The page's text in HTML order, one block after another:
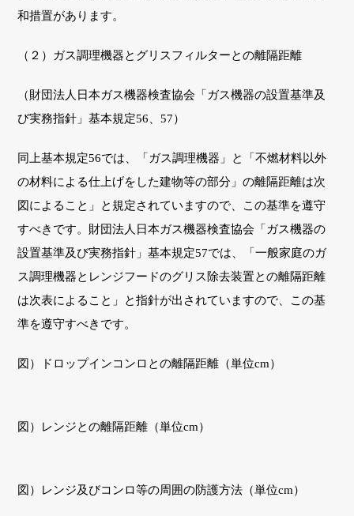
和措置があります。
（２）ガス調理機器とグリスフィルターとの離隔距離
（財団法人日本ガス機器検査協会「ガス機器の設置基準及
び実務指針」基本規定56、57）
同上基本規定56では、「ガス調理機器」と「不燃材料以外
の材料による仕上げをした建物等の部分」の離隔距離は次
図によること」と規定されていますので、この基準を遵守
すべきです。財団法人日本ガス機器検査協会「ガス機器の
設置基準及び実務指針」基本規定57では、「一般家庭のガ
ス調理機器とレンジフードのグリス除去装置との離隔距離
は次表によること」と指針が出されていますので、この基
準を遵守すべきです。
図）ドロップインコンロとの離隔距離（単位cm）
図）レンジとの離隔距離（単位cm）
図）レンジ及びコンロ等の周囲の防護方法（単位cm）